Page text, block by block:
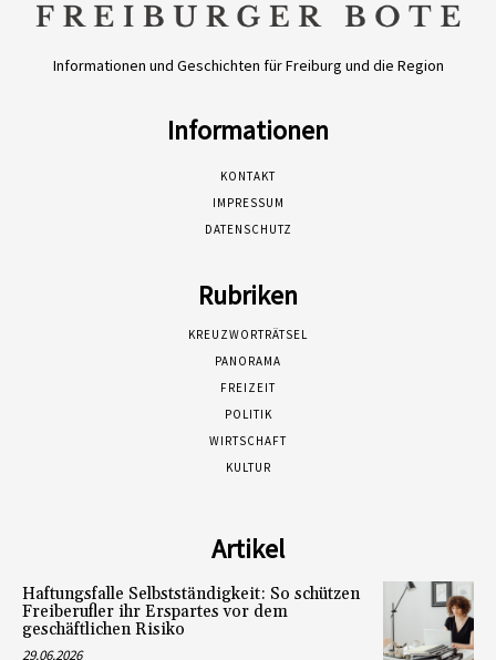
Informationen und Geschichten für Freiburg und die Region
Informationen
KONTAKT
IMPRESSUM
DATENSCHUTZ
Rubriken
KREUZWORTRÄTSEL
PANORAMA
FREIZEIT
POLITIK
WIRTSCHAFT
KULTUR
Artikel
Haftungsfalle Selbstständigkeit: So schützen
Freiberufler ihr Erspartes vor dem
geschäftlichen Risiko
29.06.2026